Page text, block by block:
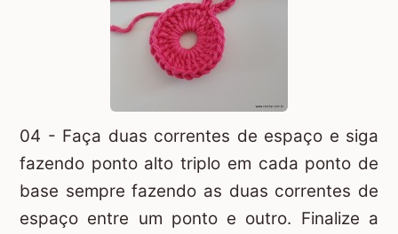
04 - Faça duas correntes de espaço e siga
fazendo ponto alto triplo em cada ponto de
base sempre fazendo as duas correntes de
espaço entre um ponto e outro. Finalize a